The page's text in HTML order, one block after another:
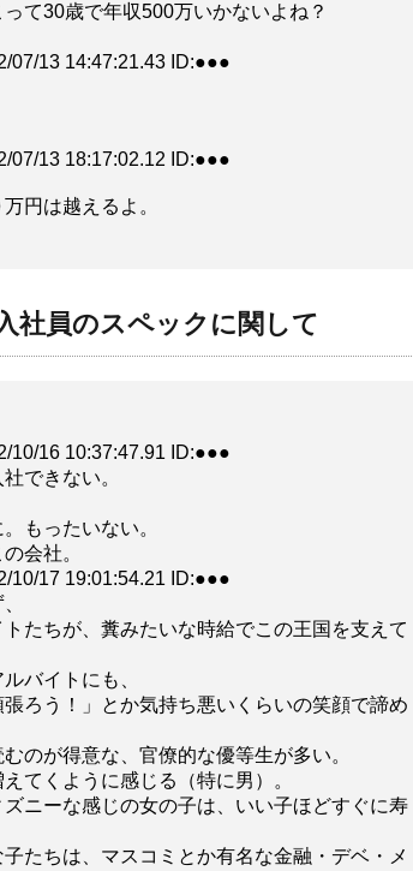
て30歳で年収500万いかないよね？
07/13 14:47:21.43 ID:●●●
07/13 18:17:02.12 ID:●●●
円は越えるよ。
社員のスペックに関して
10/16 10:37:47.91 ID:●●●
できない。
もったいない。
会社。
10/17 19:01:54.21 ID:●●●
たちが、糞みたいな時給でこの王国を支えて
バイトにも、
ろう！」とか気持ち悪いくらいの笑顔で諦め
のが得意な、官僚的な優等生が多い。
てくように感じる（特に男）。
ニーな感じの女の子は、いい子ほどすぐに寿
たちは、マスコミとか有名な金融・デベ・メ